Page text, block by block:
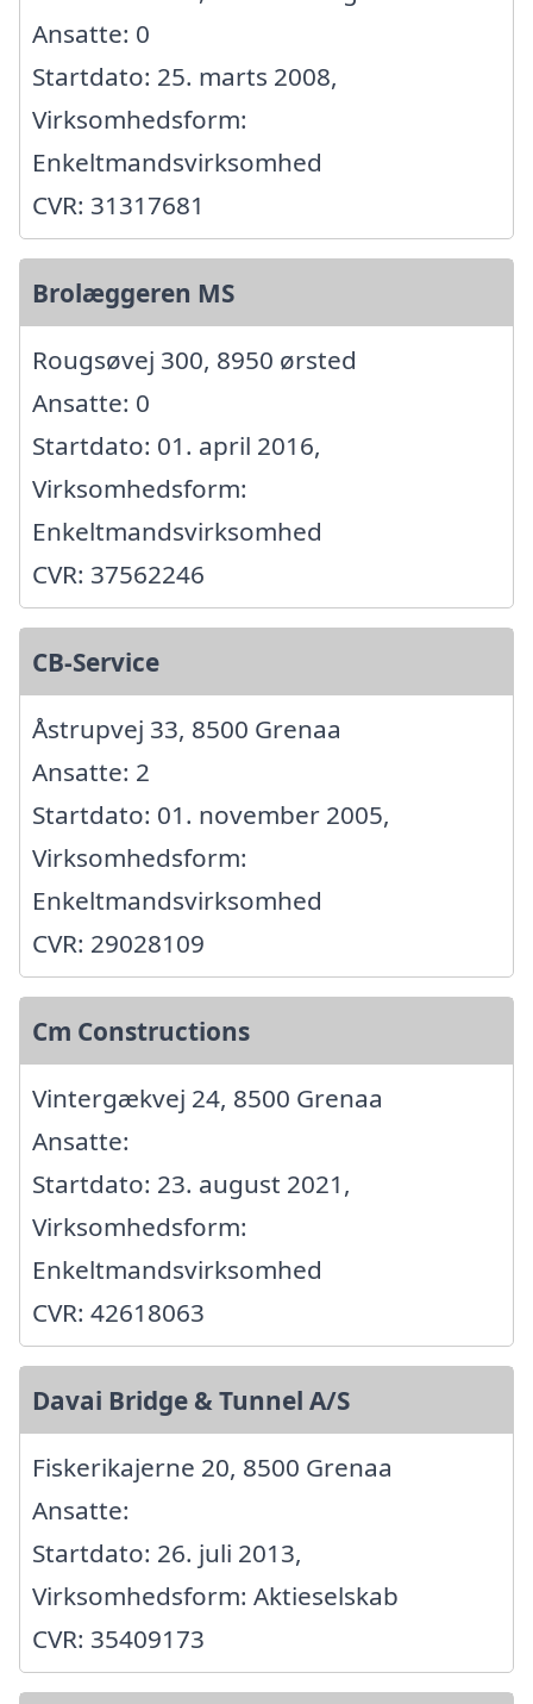
Ansatte: 0
Startdato: 25. marts 2008,
Virksomhedsform:
Enkeltmandsvirksomhed
CVR: 31317681
Brolæggeren MS
Rougsøvej 300, 8950 ørsted
Ansatte: 0
Startdato: 01. april 2016,
Virksomhedsform:
Enkeltmandsvirksomhed
CVR: 37562246
CB-Service
Åstrupvej 33, 8500 Grenaa
Ansatte: 2
Startdato: 01. november 2005,
Virksomhedsform:
Enkeltmandsvirksomhed
CVR: 29028109
Cm Constructions
Vintergækvej 24, 8500 Grenaa
Ansatte:
Startdato: 23. august 2021,
Virksomhedsform:
Enkeltmandsvirksomhed
CVR: 42618063
Davai Bridge & Tunnel A/S
Fiskerikajerne 20, 8500 Grenaa
Ansatte:
Startdato: 26. juli 2013,
Virksomhedsform: Aktieselskab
CVR: 35409173